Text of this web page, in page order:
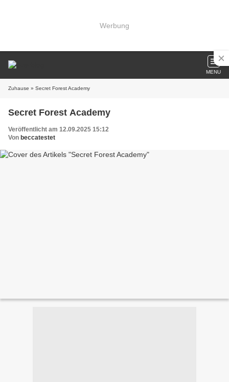
Werbung
MENU
Zuhause » Secret Forest Academy
Secret Forest Academy
Veröffentlicht am 12.09.2025 15:12
Von beccatestet